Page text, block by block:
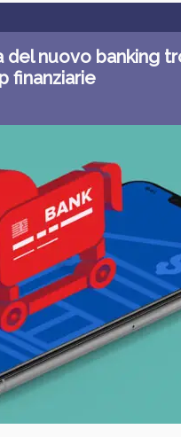
del nuovo banking
finanziarie